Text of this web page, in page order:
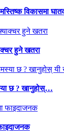
विकासमा
हुने खतरा
छ ? खानुहोस्…